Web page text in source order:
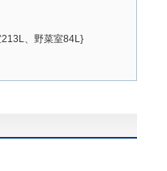
、野菜室84L}